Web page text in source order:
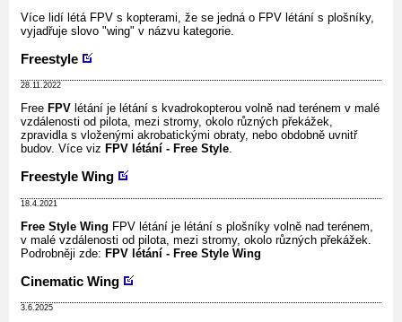
Více lidí létá FPV s kopterami, že se jedná o FPV létání s plošníky,
vyjadřuje slovo "wing" v názvu kategorie.
Freestyle
28.11.2022
Free FPV létání je létání s kvadrokopterou volně nad terénem v malé
vzdálenosti od pilota, mezi stromy, okolo různých překážek,
zpravidla s vloženými akrobatickými obraty, nebo obdobně uvnitř
budov. Více viz FPV létání - Free Style.
Freestyle Wing
18.4.2021
Free Style Wing FPV létání je létání s plošníky volně nad terénem,
v malé vzdálenosti od pilota, mezi stromy, okolo různých překážek.
Podrobněji zde: FPV létání - Free Style Wing
Cinematic Wing
3.6.2025